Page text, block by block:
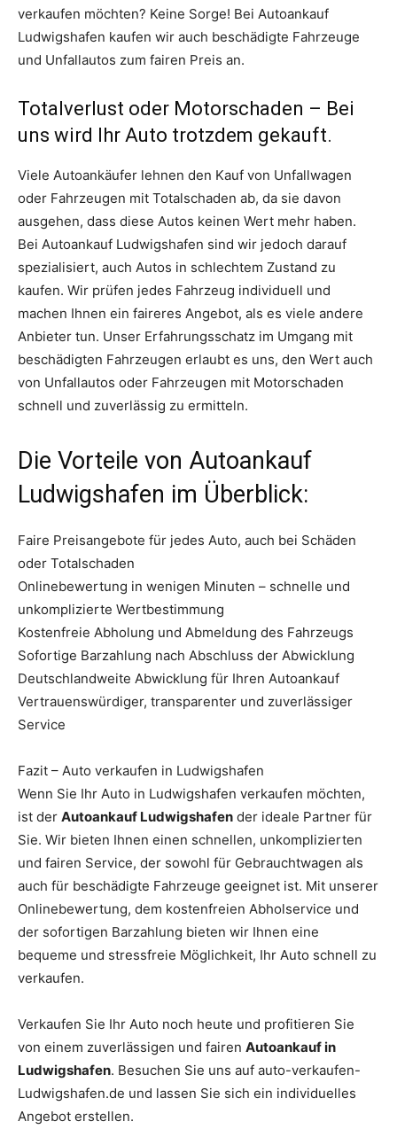
verkaufen möchten? Keine Sorge! Bei Autoankauf
Ludwigshafen kaufen wir auch beschädigte Fahrzeuge
und Unfallautos zum fairen Preis an.
Totalverlust oder Motorschaden – Bei
uns wird Ihr Auto trotzdem gekauft.
Viele Autoankäufer lehnen den Kauf von Unfallwagen
oder Fahrzeugen mit Totalschaden ab, da sie davon
ausgehen, dass diese Autos keinen Wert mehr haben.
Bei Autoankauf Ludwigshafen sind wir jedoch darauf
spezialisiert, auch Autos in schlechtem Zustand zu
kaufen. Wir prüfen jedes Fahrzeug individuell und
machen Ihnen ein faireres Angebot, als es viele andere
Anbieter tun. Unser Erfahrungsschatz im Umgang mit
beschädigten Fahrzeugen erlaubt es uns, den Wert auch
von Unfallautos oder Fahrzeugen mit Motorschaden
schnell und zuverlässig zu ermitteln.
Die Vorteile von Autoankauf
Ludwigshafen im Überblick:
Faire Preisangebote für jedes Auto, auch bei Schäden
oder Totalschaden
Onlinebewertung in wenigen Minuten – schnelle und
unkomplizierte Wertbestimmung
Kostenfreie Abholung und Abmeldung des Fahrzeugs
Sofortige Barzahlung nach Abschluss der Abwicklung
Deutschlandweite Abwicklung für Ihren Autoankauf
Vertrauenswürdiger, transparenter und zuverlässiger
Service
Fazit – Auto verkaufen in Ludwigshafen
Wenn Sie Ihr Auto in Ludwigshafen verkaufen möchten,
ist der Autoankauf Ludwigshafen der ideale Partner für
Sie. Wir bieten Ihnen einen schnellen, unkomplizierten
und fairen Service, der sowohl für Gebrauchtwagen als
auch für beschädigte Fahrzeuge geeignet ist. Mit unserer
Onlinebewertung, dem kostenfreien Abholservice und
der sofortigen Barzahlung bieten wir Ihnen eine
bequeme und stressfreie Möglichkeit, Ihr Auto schnell zu
verkaufen.
Verkaufen Sie Ihr Auto noch heute und profitieren Sie
von einem zuverlässigen und fairen Autoankauf in
Ludwigshafen. Besuchen Sie uns auf auto-verkaufen-
Ludwigshafen.de und lassen Sie sich ein individuelles
Angebot erstellen.